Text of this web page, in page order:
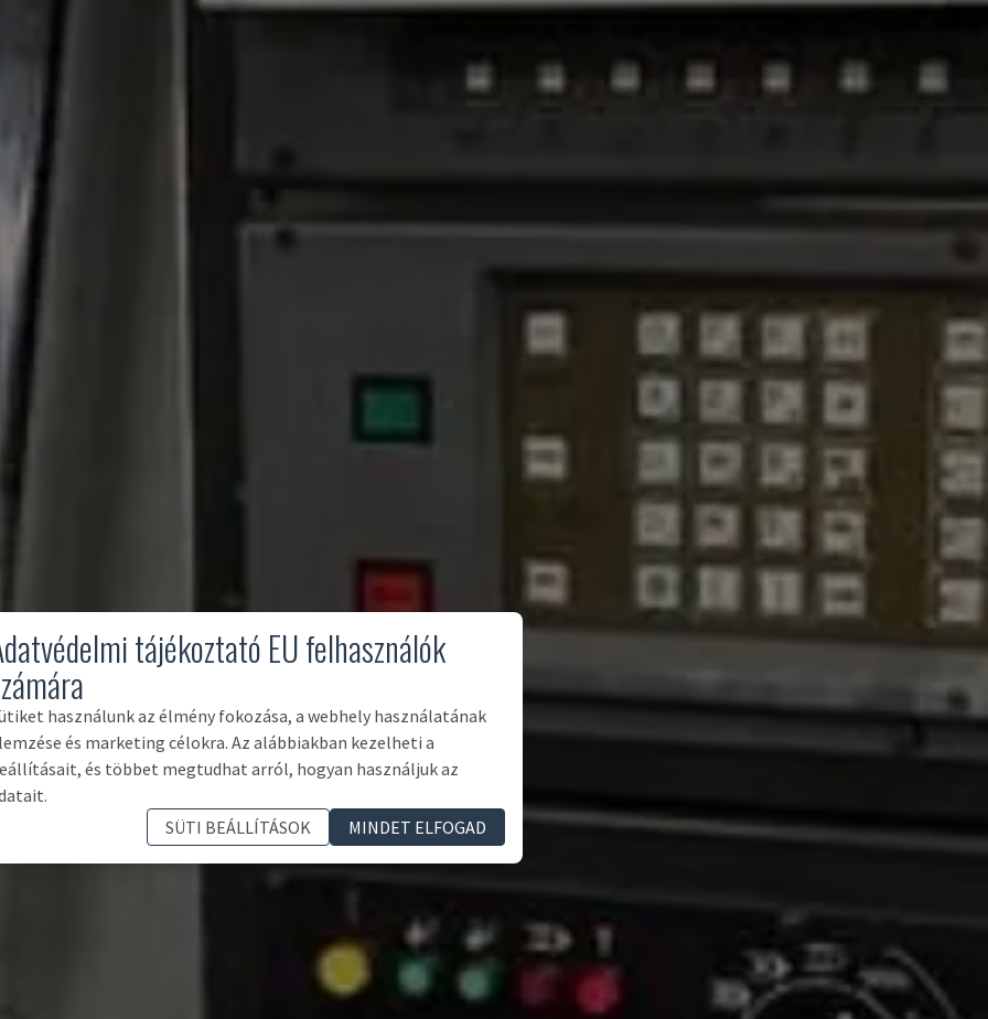
tájékoztató EU felhasználók
használunk az élmény fokozása, a webhely használatának
és marketing célokra. Az alábbiakban kezelheti a
és többet megtudhat arról, hogyan használjuk az
SÜTI BEÁLLÍTÁSOK
MINDET ELFOGAD